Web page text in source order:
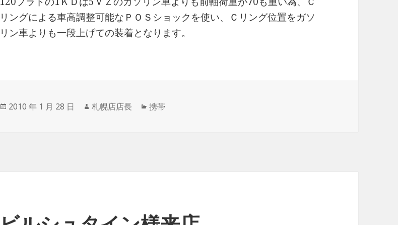
リングによる車高調整可能なＰＯＳショックを使い、Ｃリング位置をガソ
リン車よりも一段上げての装着となります。
投
2010 年 1 月 28 日
作
札幌店店長
カ
携帯